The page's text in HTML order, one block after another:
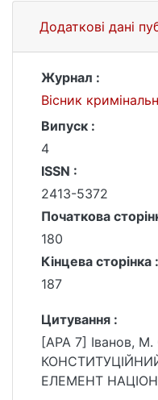
Додаткові дані
Журнал :
Вісник
Випуск :
4
ISSN :
2413-5372
Початкова
180
Кінцева сторінка :
187
Цитування :
[APA 7] Іванов,
ЕЛЕМЕНТ